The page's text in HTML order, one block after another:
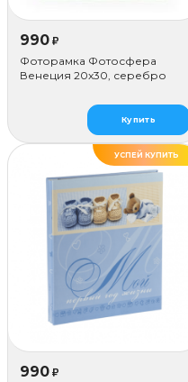
990 ₽
Фоторамка Фотосфера
Венеция 20x30, серебро
Купить
УСПЕЙ КУПИТЬ
990 ₽